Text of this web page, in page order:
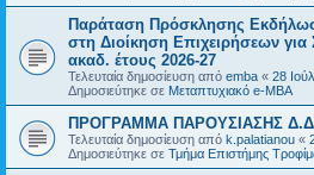
Παράταση Πρόσκλησης
στη Διοίκηση Επιχειρήσεων
ακαδ. έτους 2026-27
Τελευταία δημοσίευση από emba « 28
Δημοσιεύτηκε σε Μεταπτυχιακό e-MBA
ΠΡΟΓΡΑΜΜΑ ΠΑΡΟΥΣΙΑΣΗΣ
Τελευταία δημοσίευση από k.palatianou «
Δημοσιεύτηκε σε Τμήμα Επιστήμης